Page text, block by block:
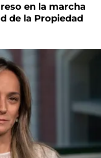
en la marcha
de la Propiedad